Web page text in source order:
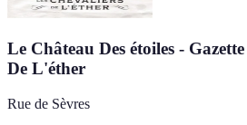
Le Château Des étoiles -
De L'éther
Rue de Sèvres